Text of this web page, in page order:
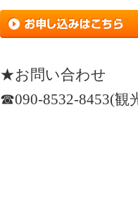
★お問い合わせ
☎090-8532-8453(観